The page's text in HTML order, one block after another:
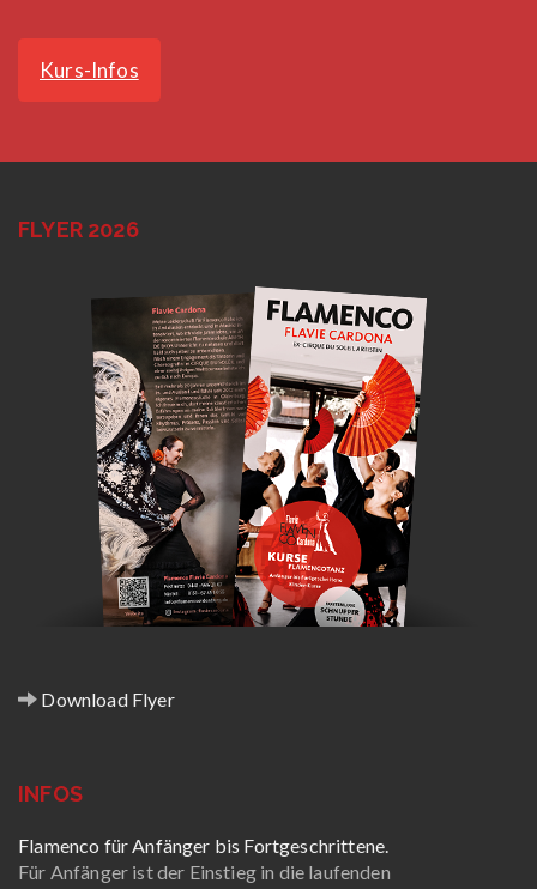
Kurs-Infos
FLYER 2026
Download Flyer
INFOS
Flamenco für Anfänger bis Fortgeschrittene.
Für Anfänger ist der Einstieg in die laufenden